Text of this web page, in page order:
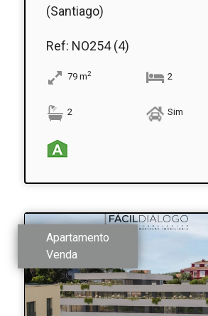
(Santiago)
Ref: NO254 (4)
79m2 2
2 Sim
Apartamento
Venda